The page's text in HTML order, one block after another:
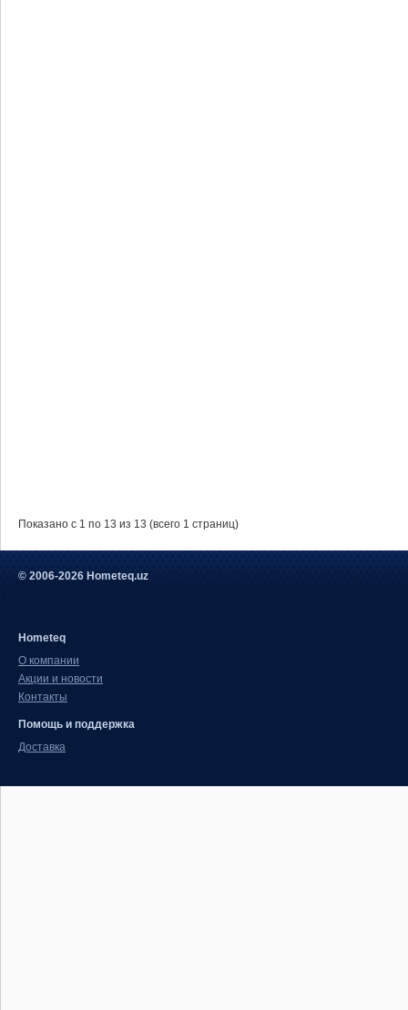
Показано с 1 по 13 из 13 (всего 1 страниц)
© 2006-2026 Hometeq.uz
Hometeq
О компании
Акции и новости
Контакты
Помощь и поддержка
Доставка